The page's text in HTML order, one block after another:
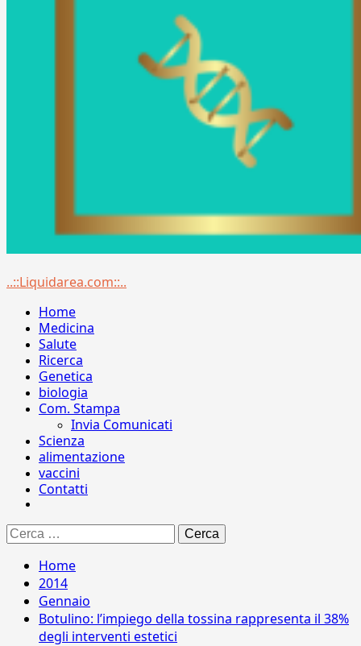
Menu
..::Liquidarea.com::..
Home
Medicina
Salute
Ricerca
Genetica
biologia
Com. Stampa
Invia Comunicati
Scienza
alimentazione
vaccini
Contatti
Ricerca
per:
Home
2014
Gennaio
Botulino: l’impiego della tossina rappresenta il 38%
degli interventi estetici